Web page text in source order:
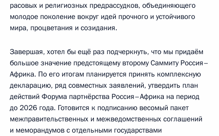
расовых и религиозных предрассудков, объединяющего
молодое поколение вокруг идей прочного и устойчивого
мира, процветания и созидания.
Завершая, хотел бы ещё раз подчеркнуть, что мы придаём
большое значение предстоящему второму Саммиту Россия–
Африка. По его итогам планируется принять комплексную
декларацию, ряд совместных заявлений, утвердить план
действий Форума партнёрства Россия–Африка на период
до 2026 года. Готовится к подписанию весомый пакет
межправительственных и межведомственных соглашений
и меморандумов с отдельными государствами